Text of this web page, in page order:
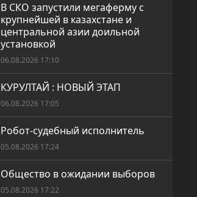
В СКО запустили мегаферму с
крупнейшей в казахстане и
центральной азии доильной
установкой
06.08.2026 17:10
КУРУЛТАЙ : НОВЫЙ ЭТАП
06.08.2026 17:05
Робот-судебный исполнитель
05.08.2026 17:24
Общество в ожидании выборов
05.08.2026 17:22